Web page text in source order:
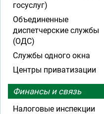
госуслуг)
Объединенные
диспетчерские службы
(ОДС)
Службы одного окна
Центры приватизации
Финансы и связь
Налоговые инспекции